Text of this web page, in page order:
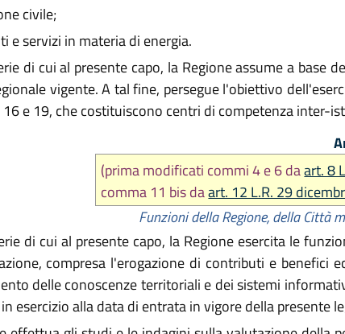
civile;
e servizi in materia di energia.
di cui al presente capo, la Regione assume a
vigente. A tal fine, persegue l'obiettivo
e 19, che costituiscono centri di competenza inter-
(prima modificati commi 4 e 6 daart. 8
comma 11 bis daart. 12 L.R. 29
Funzioni della Regione, della Città
di cui al presente capo, la Regione esercita le
compresa l'erogazione di contributi e benefici
delle conoscenze territoriali e dei sistemi
esercizio alla data di entrata in vigore della presente